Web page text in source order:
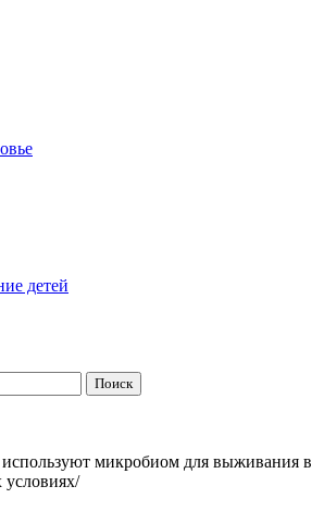
детей
микробиом для выживания в
условиях